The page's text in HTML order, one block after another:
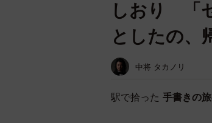
しおり 「
としたの、
中将 タカノリ
駅で拾った 手書きの